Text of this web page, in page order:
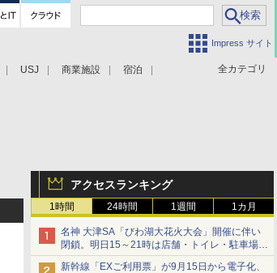
Impress サイト
全カテゴリ
USJ 商業施設 宿泊
アクセスランキング
1時間 24時間 1週間 1カ月
名神 大津SA「びわ湖大花火大会」開催に伴い
閉鎖。明日15～21時は店舗・トイレ・駐車場の
利用不可
新幹線「EXご利用票」が9月15日から電子化、